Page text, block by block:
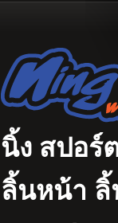
นิ้ง สปอร์
ลิ้นหน้า ลิ้